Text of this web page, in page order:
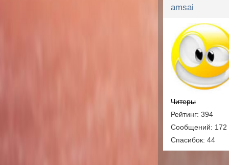
amsai
Читеры
Рейтинг: 394
Сообщений: 172
Спасибок: 44